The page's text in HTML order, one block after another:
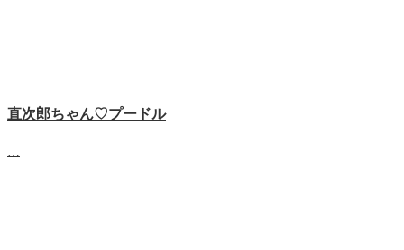
直次郎ちゃん♡プードル